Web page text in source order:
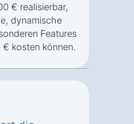
€ realisierbar,
dynamische
Features
kosten können.